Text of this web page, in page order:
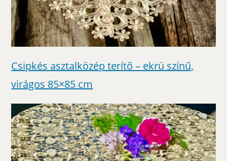
Csipkés asztalközép terítő – ekrü színű,
virágos 85×85 cm